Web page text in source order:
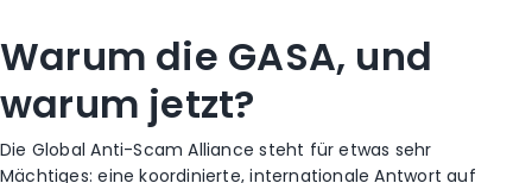
Warum die GASA, und
warum jetzt?
Die Global Anti-Scam Alliance steht für etwas sehr
Mächtiges: eine koordinierte, internationale Antwort auf